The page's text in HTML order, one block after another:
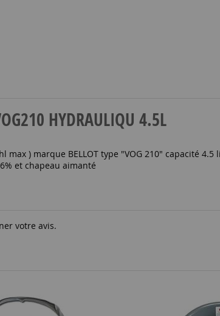
HYDRAULIQU 4.5L
) marque BELLOT type "VOG 210" capacité
et chapeau aimanté
votre avis.